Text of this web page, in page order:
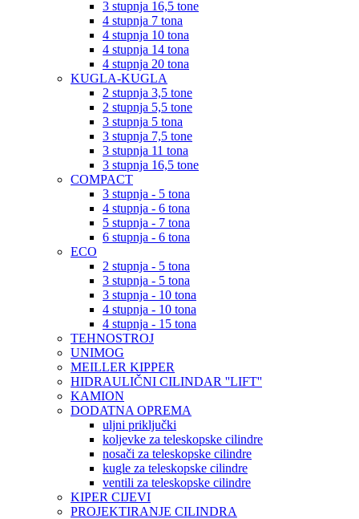
3 stupnja 16,5 tone
4 stupnja 7 tona
4 stupnja 10 tona
4 stupnja 14 tona
4 stupnja 20 tona
KUGLA-KUGLA
2 stupnja 3,5 tone
2 stupnja 5,5 tone
3 stupnja 5 tona
3 stupnja 7,5 tone
3 stupnja 11 tona
3 stupnja 16,5 tone
COMPACT
3 stupnja - 5 tona
4 stupnja - 6 tona
5 stupnja - 7 tona
6 stupnja - 6 tona
ECO
2 stupnja - 5 tona
3 stupnja - 5 tona
3 stupnja - 10 tona
4 stupnja - 10 tona
4 stupnja - 15 tona
TEHNOSTROJ
UNIMOG
MEILLER KIPPER
HIDRAULIČNI CILINDAR ''LIFT''
KAMION
DODATNA OPREMA
uljni priključki
koljevke za teleskopske cilindre
nosači za teleskopske cilindre
kugle za teleskopske cilindre
ventili za teleskopske cilindre
KIPER CIJEVI
PROJEKTIRANJE CILINDRA